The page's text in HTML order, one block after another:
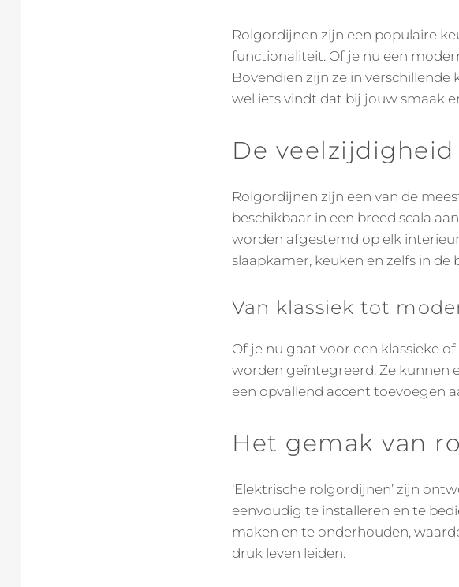
Rolgordijnen zijn een populaire
functionaliteit. Of je nu een
Bovendien zijn ze in
wel iets vindt dat bij jouw smaak
De
Rolgordijnen zijn een van de
beschikbaar in een breed scala
worden afgestemd op elk
slaapkamer, keuken en zelfs in de
Van klassiek tot
Of je nu gaat voor een klassieke
worden geïntegreerd. Ze kunnen
een opvallend accent toevoegen
Het gemak van
‘Elektrische rolgordijnen’ zijn
eenvoudig te installeren en te
maken en te onderhouden,
druk leven leiden.